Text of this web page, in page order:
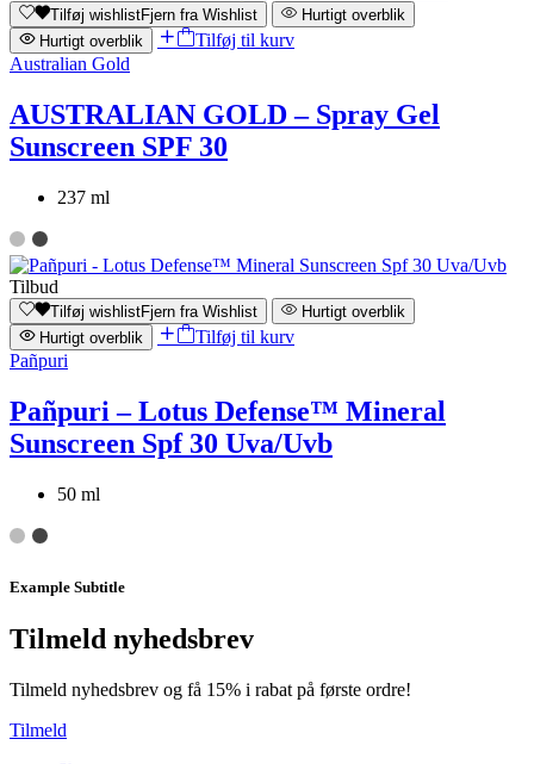
Tilføj wishlistFjern fra Wishlist
Hurtigt overblik
Hurtigt overblik
Tilføj til kurv
Australian Gold
AUSTRALIAN GOLD – Spray Gel
Sunscreen SPF 30
237 ml
Tilbud
Tilføj wishlistFjern fra Wishlist
Hurtigt overblik
Hurtigt overblik
Tilføj til kurv
Pañpuri
Pañpuri – Lotus Defense™ Mineral
Sunscreen Spf 30 Uva/Uvb
50 ml
Example Subtitle
Tilmeld nyhedsbrev
Tilmeld nyhedsbrev og få 15% i rabat på første ordre!
Tilmeld